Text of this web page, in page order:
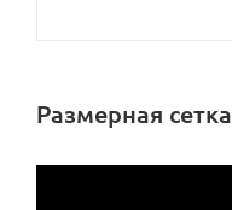
Размерная сетка